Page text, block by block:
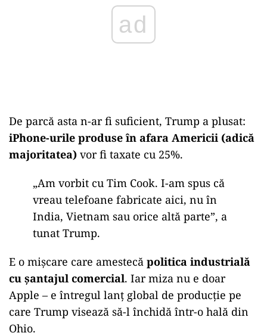
De parcă asta n-ar fi suficient, Trump a plusat:
iPhone-urile produse în afara Americii (adică
majoritatea) vor fi taxate cu 25%.
„Am vorbit cu Tim Cook. I-am spus că
vreau telefoane fabricate aici, nu în
India, Vietnam sau orice altă parte”, a
tunat Trump.
E o mișcare care amestecă politica industrială
cu șantajul comercial. Iar miza nu e doar
Apple – e întregul lanț global de producție pe
care Trump visează să-l închidă într-o hală din
Ohio.